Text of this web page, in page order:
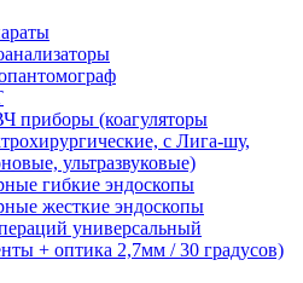
приборы (коагуляторы
с Лига-шу,
ультразвуковые)
гибкие эндоскопы
жесткие эндоскопы
универсальный
+ оптика 2,7мм / 30 градусов)